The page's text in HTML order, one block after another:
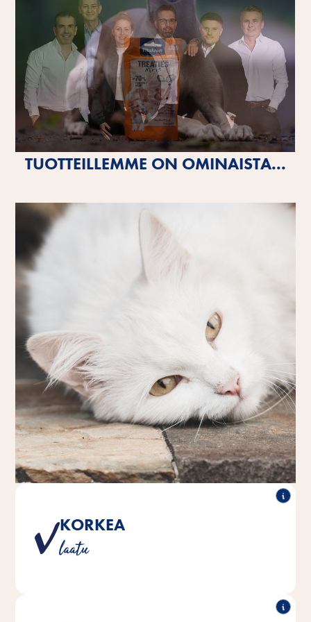
TUOTTEILLEMME ON OMINAISTA...
KORKEA
laatu
Vitakraftin tuote on lupauksemme sinulle ja lemmikillesi
täyttää korkeimmat laatustandardit.